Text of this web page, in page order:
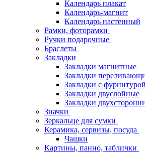
Календарь плакат
Календарь-магнит
Календарь настенный
Рамки, фоторамки
Ручки подарочные
Браслеты
Закладки
Закладки магнитные
Закладки
Закладки с фурнитурой
Закладки двуслойные
Закладки
Значки
Зеркальце для сумки
Керамика, сервизы, посуда
Чашки
Картины, панно, таблички